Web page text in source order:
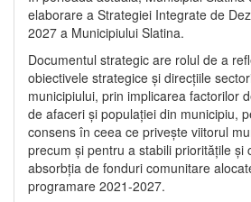
elaborare a Strategiei Integrate de
2027 a Municipiului Slatina.
Documentul strategic are rolul de a
obiectivele strategice și direcțiile
municipiului, prin implicarea factorilor
de afaceri și populației din municipiu,
consens în ceea ce privește viitorul
precum și pentru a stabili prioritățile și
absorbția de fonduri comunitare
programare 2021-2027.